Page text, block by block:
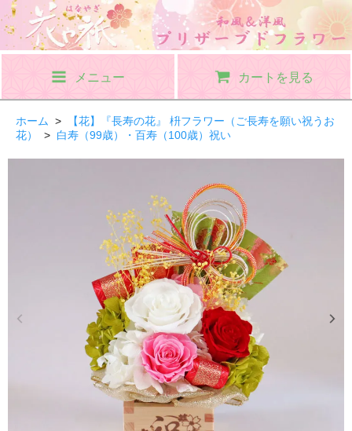
メニュー カートを見る
ホーム >
【花】『長寿の花』 枡フラワー（ご長寿を願い祝うお
花）
> 白寿（99歳）・百寿（100歳）祝い